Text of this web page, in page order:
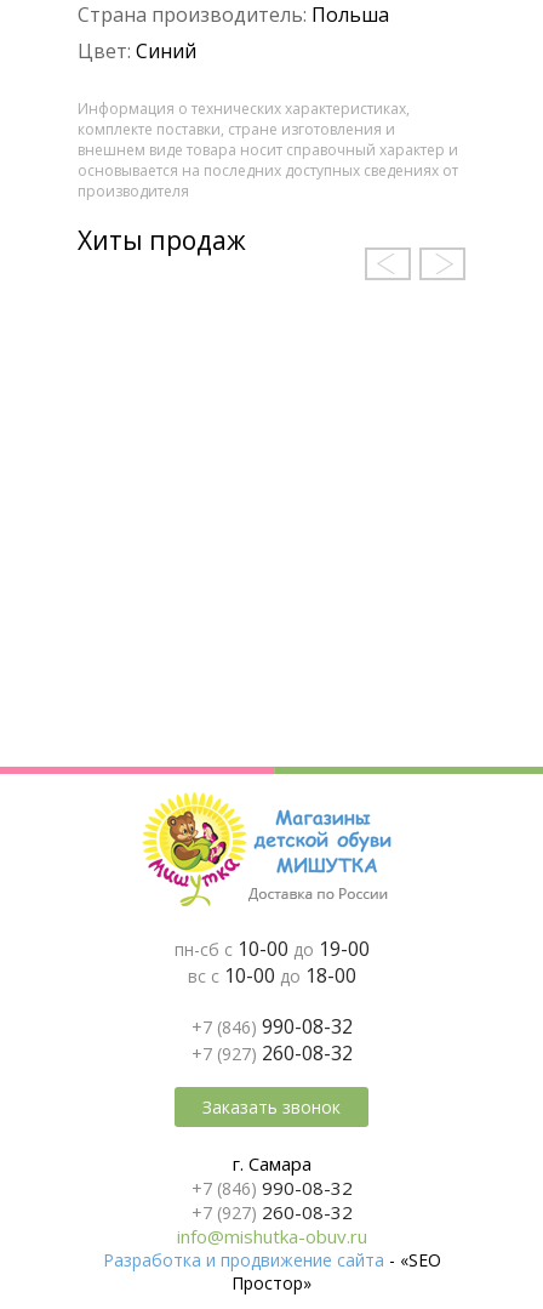
Страна производитель: Польша
Цвет: Синий
Информация о технических характеристиках,
комплекте поставки, стране изготовления и
внешнем виде товара носит справочный характер и
основывается на последних доступных сведениях от
производителя
Хиты продаж
пн-сб с 10-00 до 19-00
вс с 10-00 до 18-00
+7 (846) 990-08-32
+7 (927) 260-08-32
Заказать звонок
г. Самара
+7 (846) 990-08-32
+7 (927) 260-08-32
info@mishutka-obuv.ru
Разработка и продвижение сайта - «SEO
Простор»